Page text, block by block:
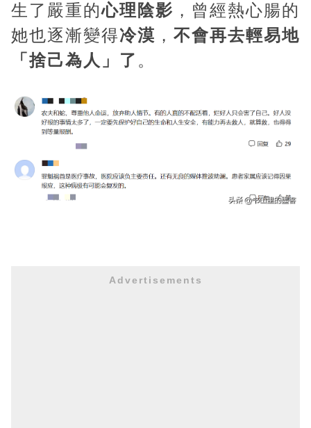
生了嚴重的心理陰影 ，曾經熱心腸的
她也逐漸變得冷漠 ， 不會再去輕易地
「捨己為人」了 。
Advertisements